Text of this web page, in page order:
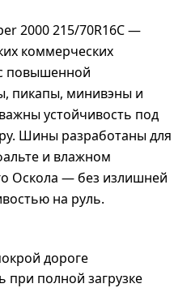
2000 215/70R16C —
коммерческих
повышенной
пикапы, минивэны и
устойчивость под
Шины разработаны для
и влажном
Оскола — без излишней
на руль.
дороге
при полной загрузке